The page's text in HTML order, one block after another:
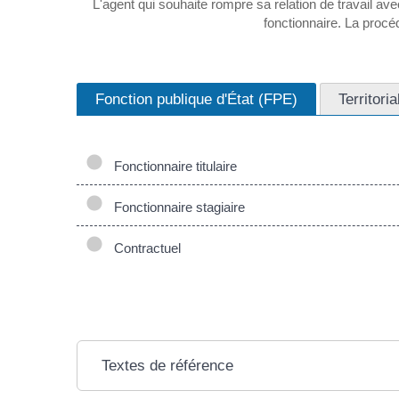
L'agent qui souhaite rompre sa relation de travail
fonctionnaire. La
Fonction publique d'État (FPE)
Fonctionnaire titulaire
Fonctionnaire stagiaire
Contractuel
Textes de référence